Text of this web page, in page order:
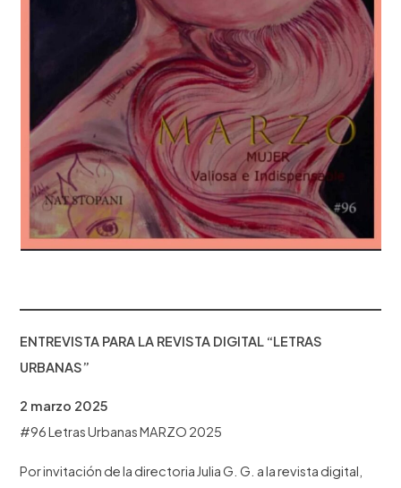
ENTREVISTA PARA LA REVISTA DIGITAL “LETRAS
URBANAS”
2 marzo 2025
#96 Letras Urbanas MARZO 2025
Por invitación de la directoria Julia G. G. a la revista digital,